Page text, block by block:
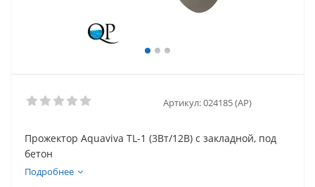
Артикул:024185 (AP)
Прожектор Aquaviva TL-1 (3Вт/12В) с закладной, под
бетон
Подробнее